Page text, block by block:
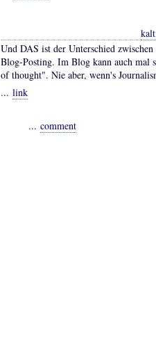
Und DAS ist der Unterschied
Blog-Posting. Im Blog kann auch mal
of thought". Nie aber, wenn's
... link
... comment